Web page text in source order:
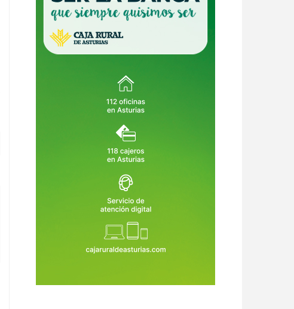
Por qué la narrativa visual está
reemplazando a las diapositivas
convencionales en equipos
modernos
27 de Jul de 2026
La Corredoria albergará una
electricidad durante cuatro horas
23 de Jul de 2026